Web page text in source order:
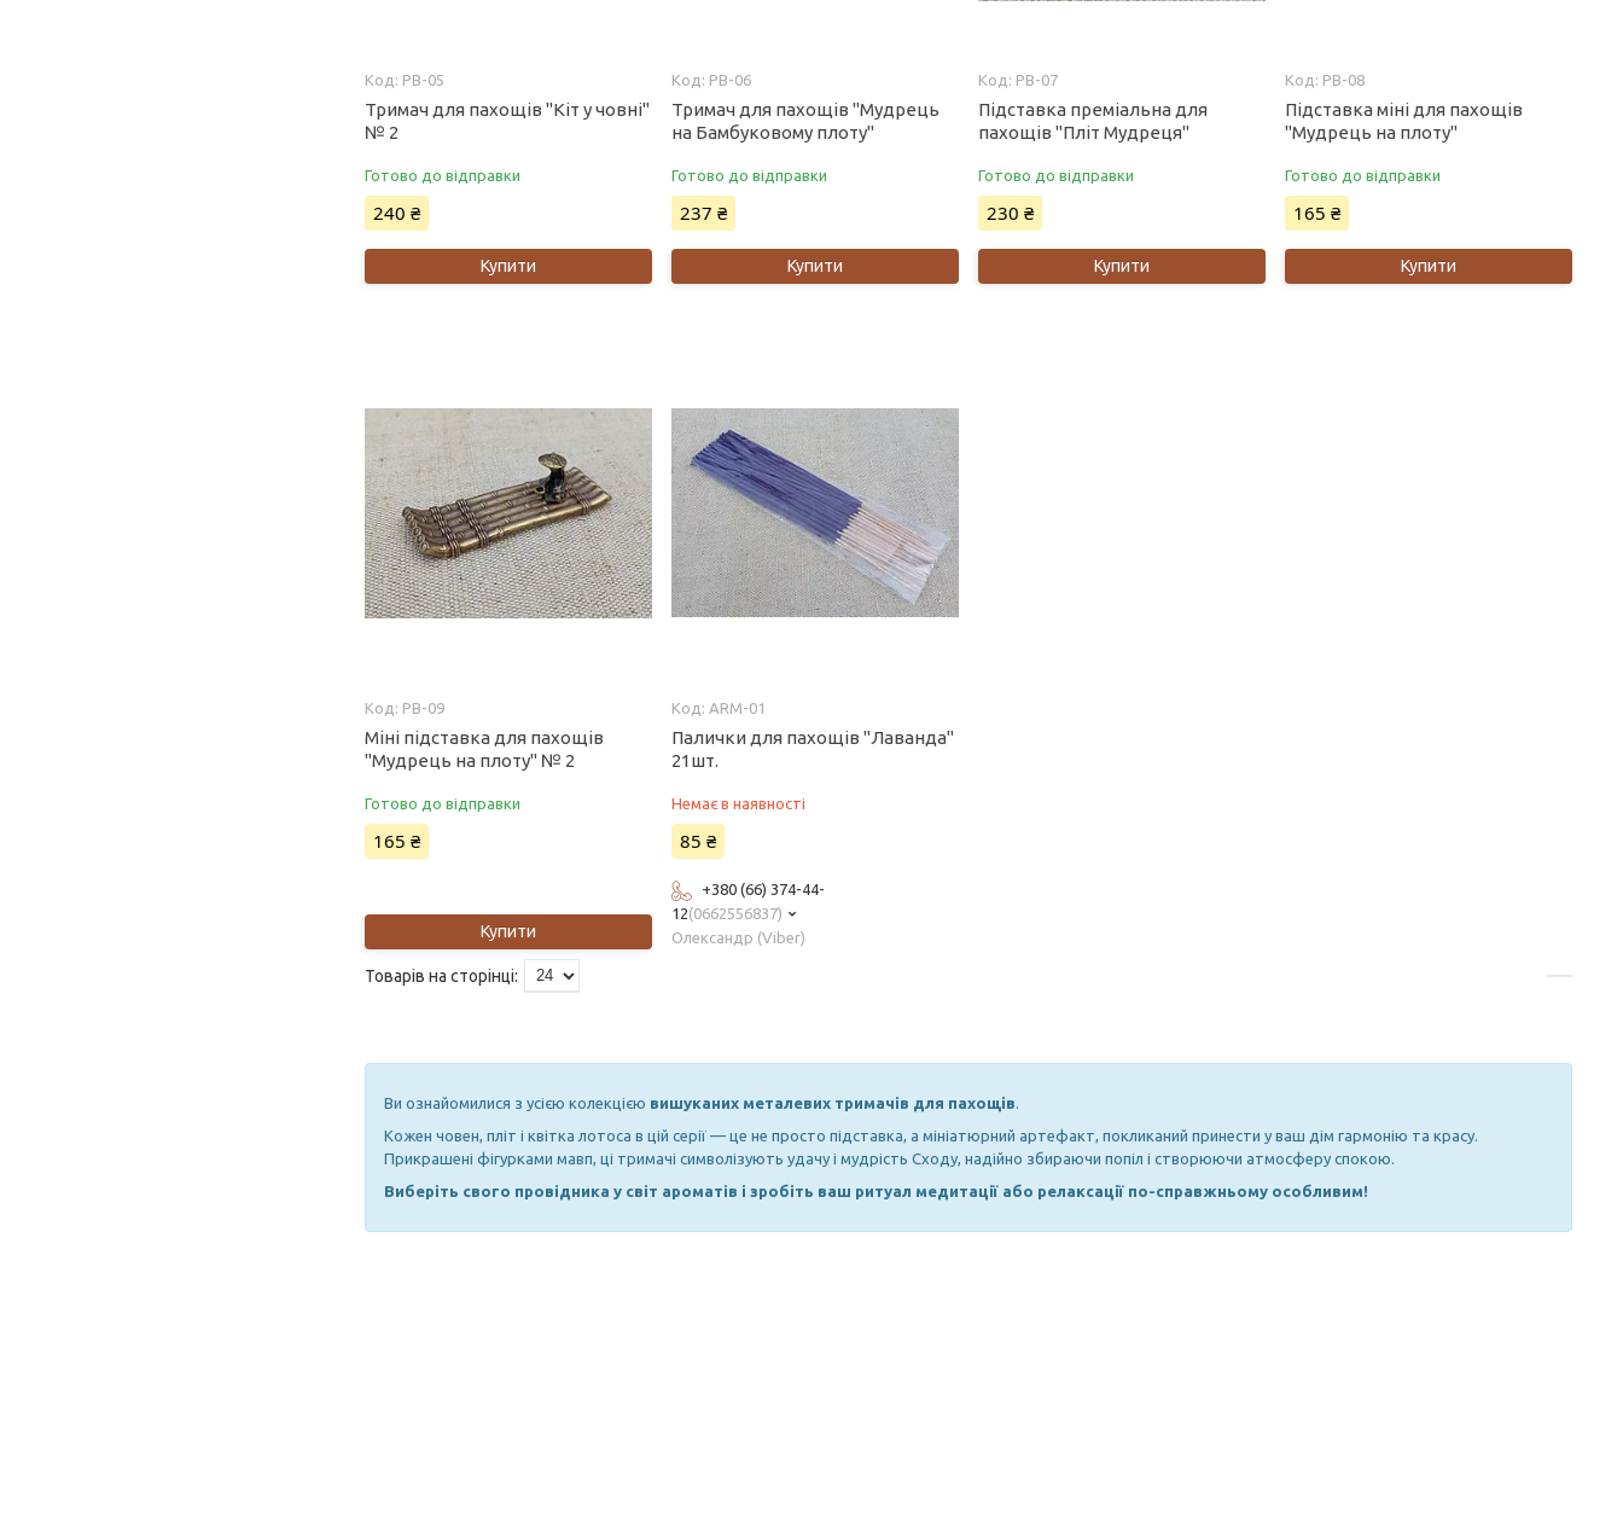
PB-05
Тримач для пахощів "Кіт у човні"
№ 2
Готово до відправки
240 ₴
Купити
PB-06
Тримач для пахощів "Мудрець
на Бамбуковому плоту"
Готово до відправки
237 ₴
Купити
PB-07
Підставка преміальна для
пахощів "Пліт Мудреця"
Готово до відправки
230 ₴
Купити
PB-08
Підставка міні для пахощів
"Мудрець на плоту"
Готово до відправки
165 ₴
Купити
PB-09
Міні підставка для пахощів
"Мудрець на плоту" № 2
Готово до відправки
165 ₴
Купити
ARM-01
Палички для пахощів "Лаванда"
21шт.
Немає в наявності
85 ₴
+380 (66) 374-44-
12 0662556837
Олександр (Viber)
Ви ознайомилися з усією колекцією вишуканих металевих тримачів для пахощів.
Кожен човен, пліт і квітка лотоса в цій серії — це не просто підставка, а мініатюрний артефакт, покликаний принести у ваш дім гармонію та красу.
Прикрашені фігурками мавп, ці тримачі символізують удачу і мудрість Сходу, надійно збираючи попіл і створюючи атмосферу спокою.
Виберіть свого провідника у світ ароматів і зробіть ваш ритуал медитації або релаксації по-справжньому особливим!